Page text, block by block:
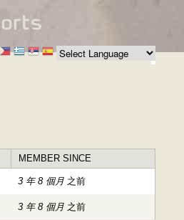
MEMBER SINCE
3 年 8 個月 之前
3 年 8 個月 之前